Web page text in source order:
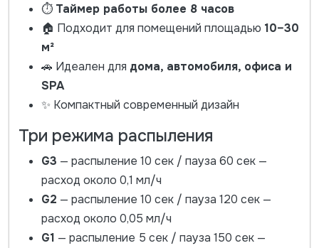
⏱ Таймер работы более 8 часов
🏠 Подходит для помещений площадью 10–30
м²
🚗 Идеален для дома, автомобиля, офиса и
SPA
✨ Компактный современный дизайн
Три режима распыления
G3 — распыление 10 сек / пауза 60 сек —
расход около 0,1 мл/ч
G2 — распыление 10 сек / пауза 120 сек —
расход около 0,05 мл/ч
G1 — распыление 5 сек / пауза 150 сек —